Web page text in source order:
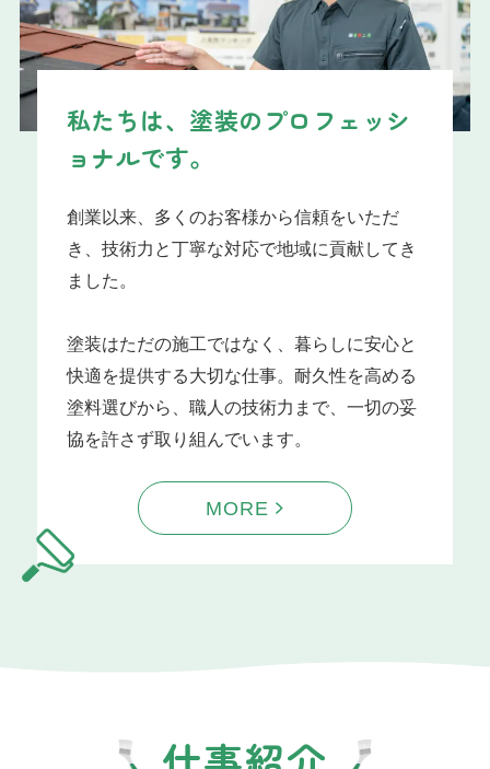
私たちは、 塗装のプロフェッシ
ョナルです。
創業以来、多くのお客様から信頼をいただ
き、技術力と丁寧な対応で地域に貢献してき
ました。
塗装はただの施工ではなく、暮らしに安心と
快適を提供する大切な仕事。耐久性を高める
塗料選びから、職人の技術力まで、一切の妥
協を許さず取り組んでいます。
MORE